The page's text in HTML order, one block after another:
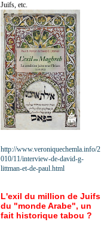
Juifs, etc.
http://www.veroniquechemla.info/2
010/11/interview-de-david-g-
littman-et-de-paul.html
L'exil du million de Juifs
du "monde Arabe", un
fait historique tabou ?